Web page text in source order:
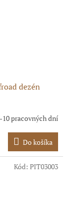
dezén
10 pracovných dní
Do košíka
Kód: PIT03003